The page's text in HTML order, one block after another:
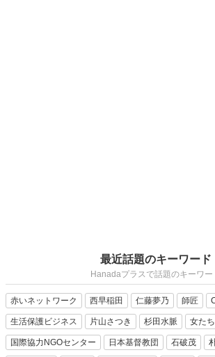
最近話題のキーワード
Hanadaプラスで話題のキーワー
赤いネットワーク 西早稲田 仁藤夢乃 師匠
生活保護ビジネス 片山さつき 杉田水脈 女た
国際協力NGOセンター 日本基督教団 石破茂